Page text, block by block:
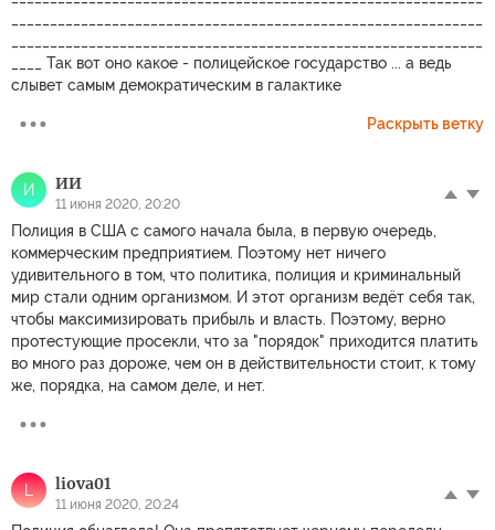
____ Так вот оно какое - полицейское государство ... а ведь
слывет самым демократическим в галактике
Раскрыть ветку
И ИИ
11 июня 2020, 20:20
Полиция в США с самого начала была, в первую очередь,
коммерческим предприятием. Поэтому нет ничего
удивительного в том, что политика, полиция и криминальный
мир стали одним организмом. И этот организм ведёт себя так,
чтобы максимизировать прибыль и власть. Поэтому, верно
протестующие просекли, что за "порядок" приходится платить
во много раз дороже, чем он в действительности стоит, к тому
же, порядка, на самом деле, и нет.
L liova01
11 июня 2020, 20:24